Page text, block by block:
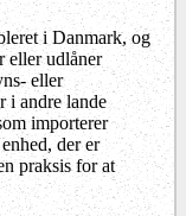
i Danmark, og
eller udlåner
eller
i andre lande
importerer
der er
praksis for at